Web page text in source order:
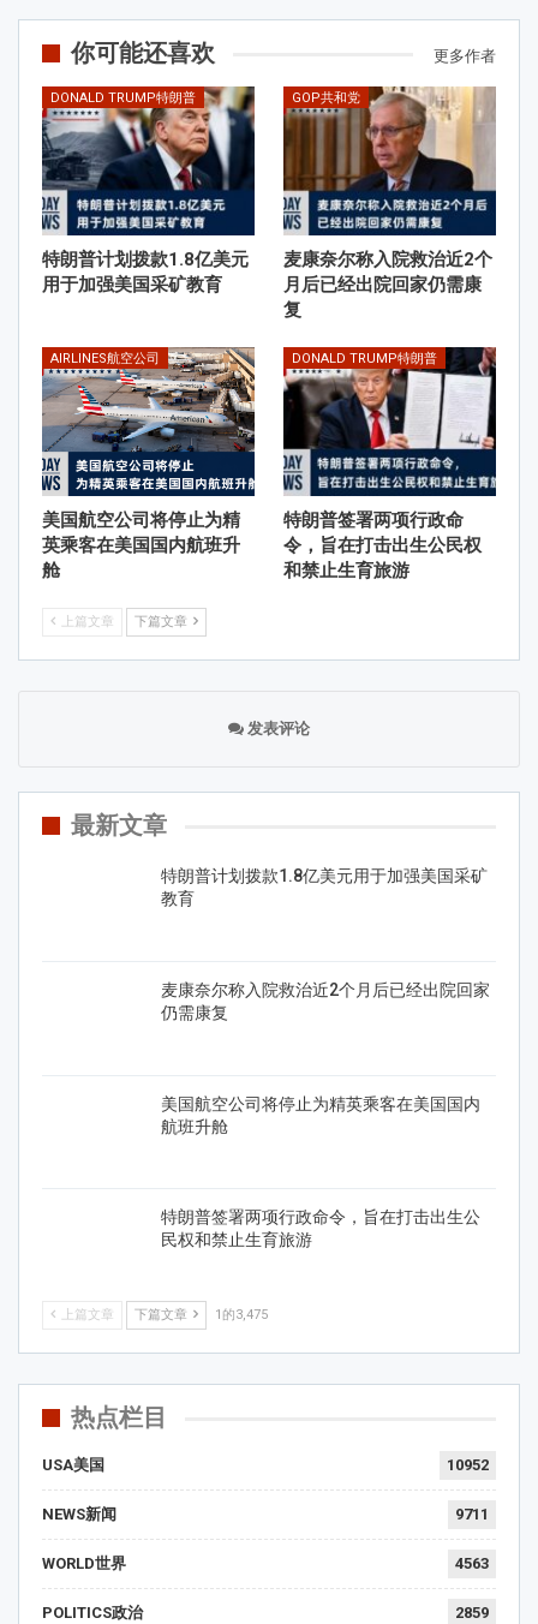
你可能还喜欢 更多作者
DONALD TRUMP特朗普
特朗普计划拨款1.8亿美元
用于加强美国采矿教育
GOP共和党
麦康奈尔称入院救治近2个
月后已经出院回家仍需康
复
AIRLINES航空公司
美国航空公司将停止为精
英乘客在美国国内航班升
舱
DONALD TRUMP特朗普
特朗普签署两项行政命
令，旨在打击出生公民权
和禁止生育旅游
上篇文章 下篇文章
发表评论
最新文章
特朗普计划拨款1.8亿美元用于加强美国采矿
教育
麦康奈尔称入院救治近2个月后已经出院回家
仍需康复
美国航空公司将停止为精英乘客在美国国内
航班升舱
特朗普签署两项行政命令，旨在打击出生公
民权和禁止生育旅游
上篇文章 下篇文章 1的3,475
热点栏目
USA美国 10952
NEWS新闻 9711
WORLD世界 4563
POLITICS政治 2859